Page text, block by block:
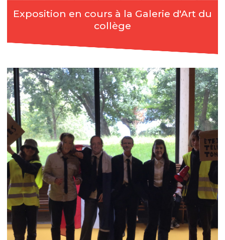
Exposition en cours à la Galerie d'Art du
collège